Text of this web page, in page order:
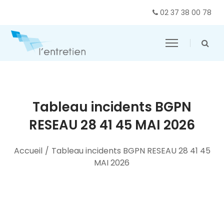
02 37 38 00 78
Tableau incidents BGPN
RESEAU 28 41 45 MAI 2026
Accueil / Tableau incidents BGPN RESEAU 28 41 45
MAI 2026